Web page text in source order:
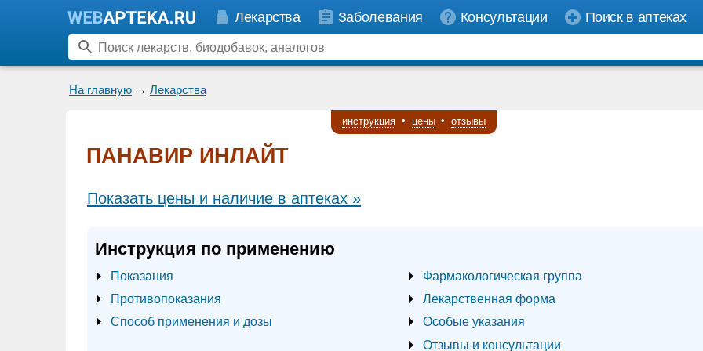
Лекарства Заболевания Консультации Поиск в аптеках
На главную → Лекарства
инструкция • цены • отзывы
ПАНАВИР ИНЛАЙТ
Показать цены и наличие в аптеках »
Инструкция по применению
Показания
Противопоказания
Способ применения и дозы
Фармакологическая группа
Лекарственная форма
Особые указания
Отзывы и консультации